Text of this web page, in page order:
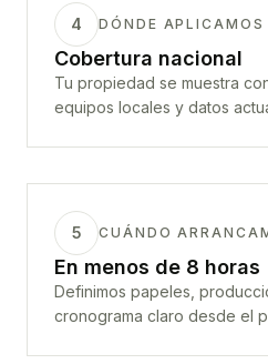
4 DÓNDE APLICAMOS
Cobertura nacional
Tu propiedad se muestra
equipos locales y datos
5 CUÁNDO
En menos de 8 horas
Definimos papeles,
cronograma claro desde el